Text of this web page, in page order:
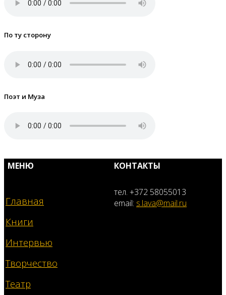
По ту сторону
Поэт и Муза
МЕНЮ КОНТАКТЫ
Главная
Книги
Интервью
Творчество
Театр
тел. +372 58055013
email: s.lava@mail.ru